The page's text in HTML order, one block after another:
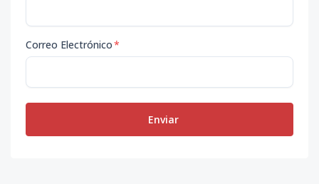
Correo Electrónico*
Enviar